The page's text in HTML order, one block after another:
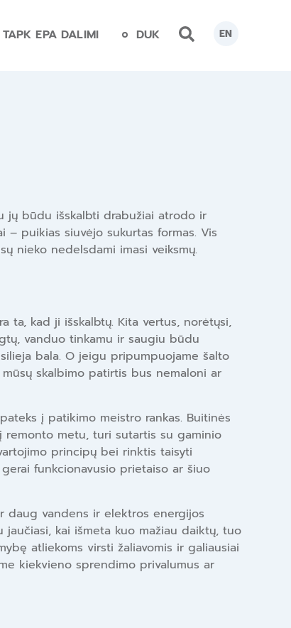
TAPK EPA DALIMI DUK EN
jų būdu išskalbti drabužiai atrodo ir
– puikias siuvėjo sukurtas formas. Vis
nieko nedelsdami imasi veiksmų.
ta, kad ji išskalbtų. Kita vertus, norėtųsi,
vanduo tinkamu ir saugiu būdu
bala. O jeigu pripumpuojame šalto
skalbimo patirtis bus nemaloni ar
į patikimo meistro rankas. Buitinės
metu, turi sutartis su gaminio
principų bei rinktis taisyti
funkcionavusio prietaiso ar šiuo
daug vandens ir elektros energijos
kai išmeta kuo mažiau daiktų, tuo
atliekoms virsti žaliavomis ir galiausiai
kiekvieno sprendimo privalumus ar